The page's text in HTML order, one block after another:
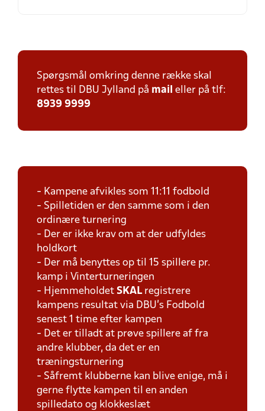
Spørgsmål omkring denne række skal
rettes til DBU Jylland på mail eller på tlf:
8939 9999
- Kampene afvikles som 11:11 fodbold
- Spilletiden er den samme som i den
ordinære turnering
- Der er ikke krav om at der udfyldes
holdkort
- Der må benyttes op til 15 spillere pr.
kamp i Vinterturneringen
- Hjemmeholdet SKAL registrere
kampens resultat via DBU's Fodbold
senest 1 time efter kampen
- Det er tilladt at prøve spillere af fra
andre klubber, da det er en
træningsturnering
- Såfremt klubberne kan blive enige, må i
gerne flytte kampen til en anden
spilledato og klokkeslæt